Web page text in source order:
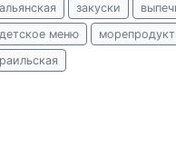
закуски
детское меню